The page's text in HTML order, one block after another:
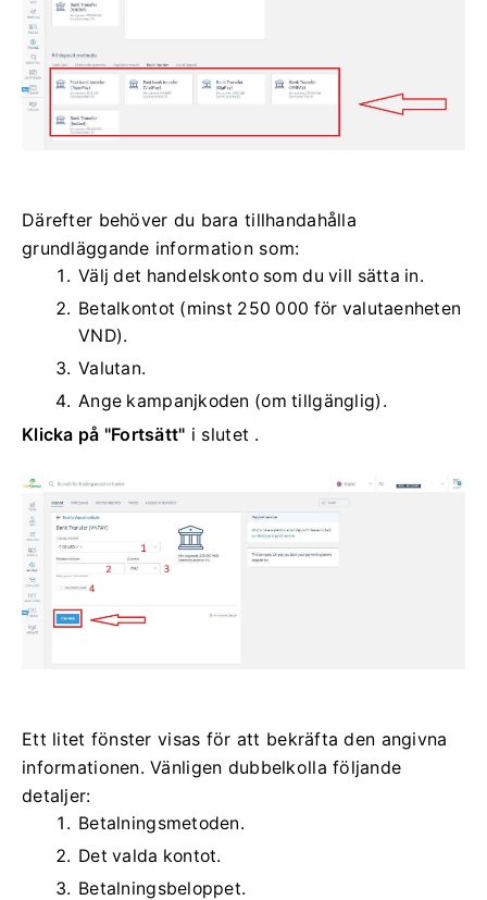
Därefter behöver du bara tillhandahålla
grundläggande information som:
Välj det handelskonto som du vill sätta in.
Betalkontot (minst 250 000 för valutaenheten
VND).
Valutan.
Ange kampanjkoden (om tillgänglig).
Klicka på "Fortsätt" i slutet .
Ett litet fönster visas för att bekräfta den angivna
informationen.Vänligen dubbelkolla följande
detaljer:
Betalningsmetoden.
Det valda kontot.
Betalningsbeloppet.